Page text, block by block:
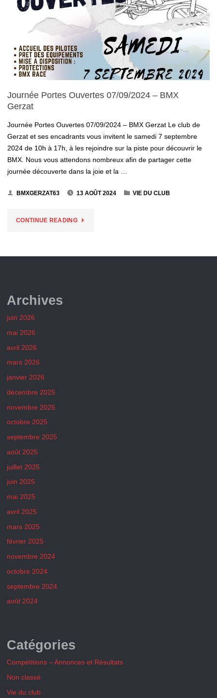
Journée Portes Ouvertes 07/09/2024 – BMX
Gerzat
Journée Portes Ouvertes 07/09/2024 – BMX Gerzat Le club de
Gerzat et ses encadrants vous invitent le samedi 7 septembre
2024 de 10h à 17h, à les rejoindre sur la piste pour découvrir le
BMX. Nous vous attendons nombreux afin de partager cette
journée découverte dans la joie et la …
BMXGERZAT63 13 AOÛT 2024 VIE DU CLUB
CONTINUE READING"JOURNÉE
OUVERTES
Archives
juin 2026
mai 2026
avril 2026
mars 2026
janvier 2026
décembre 2025
novembre 2025
octobre 2025
septembre 2025
août 2025
juillet 2025
juin 2025
mai 2025
avril 2025
mars 2025
février 2025
novembre 2024
octobre 2024
septembre 2024
août 2024
Catégories
Compétitions – Annonces et Résultats
Non classé
Vie du club